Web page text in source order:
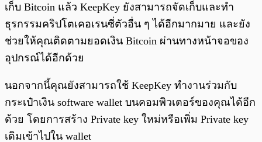
เก็บ Bitcoin แล้ว KeepKey ยังสามารถจัดเก็บและทำ
ธุรกรรมคริปโตเคอเรนซี่ตัวอื่น ๆ ได้อีกมากมาย และยัง
ช่วยให้คุณติดตามยอดเงิน Bitcoin ผ่านทางหน้าจอของ
อุปกรณ์ได้อีกด้วย
นอกจากนี้คุณยังสามารถใช้ KeepKey ทำงานร่วมกับ
กระเป๋าเงิน software wallet บนคอมพิวเตอร์ของคุณได้อีก
ด้วย โดยการสร้าง Private key ใหม่หรือเพิ่ม Private key
เดิมเข้าไปใน wallet